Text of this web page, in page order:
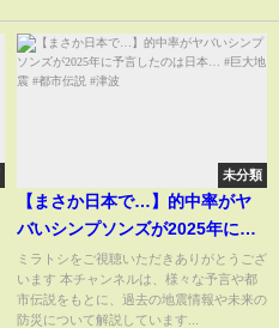
未分類
【まさか日本で…】的中率がヤ
バいシンプソンズが2025年に予
言したのは日本… #巨大地震 #都
市伝説 #津波
ミラトシをご視聴いただきありがとうござ
います 本チャンネルは、様々な予言や都
市伝説をもとに、過去の地震情報や未来の
防災について解説しています...